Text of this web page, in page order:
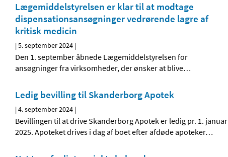
Lægemiddelstyrelsen er klar til at modtage
dispensationsansøgninger vedrørende lagre af
kritisk medicin
|5. september 2024 |
Den 1. september åbnede Lægemiddelstyrelsen for
ansøgninger fra virksomheder, der ønsker at blive…
Ledig bevilling til Skanderborg Apotek
|4. september 2024 |
Bevillingen til at drive Skanderborg Apotek er ledig pr. 1. januar
2025. Apoteket drives i dag af boet efter afdøde apoteker…